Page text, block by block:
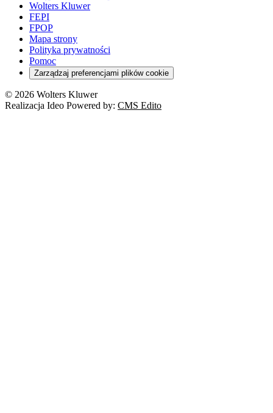
Wolters Kluwer
FEPI
FPOP
Mapa strony
Polityka prywatności
Pomoc
Zarządzaj preferencjami plików cookie
© 2026 Wolters Kluwer
Realizacja Ideo Powered by: CMS Edito